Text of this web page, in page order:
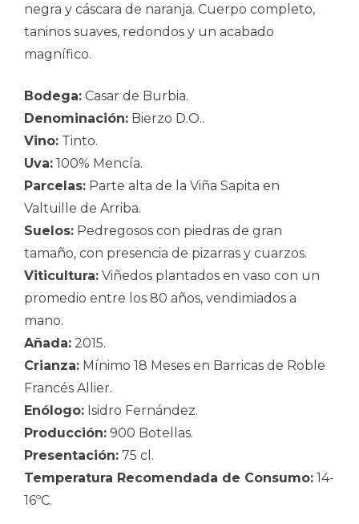
negra y cáscara de naranja. Cuerpo completo,
taninos suaves, redondos y un acabado
magnífico.
Bodega: Casar de Burbia.
Denominación: Bierzo D.O..
Vino: Tinto.
Uva: 100% Mencía.
Parcelas: Parte alta de la Viña Sapita en
Valtuille de Arriba.
Suelos: Pedregosos con piedras de gran
tamaño, con presencia de pizarras y cuarzos.
Viticultura: Viñedos plantados en vaso con un
promedio entre los 80 años, vendimiados a
mano.
Añada: 2015.
Crianza: Mínimo 18 Meses en Barricas de Roble
Francés Allier.
Enólogo: Isidro Fernández.
Producción: 900 Botellas.
Presentación: 75 cl.
Temperatura Recomendada de Consumo: 14-
16ºC.